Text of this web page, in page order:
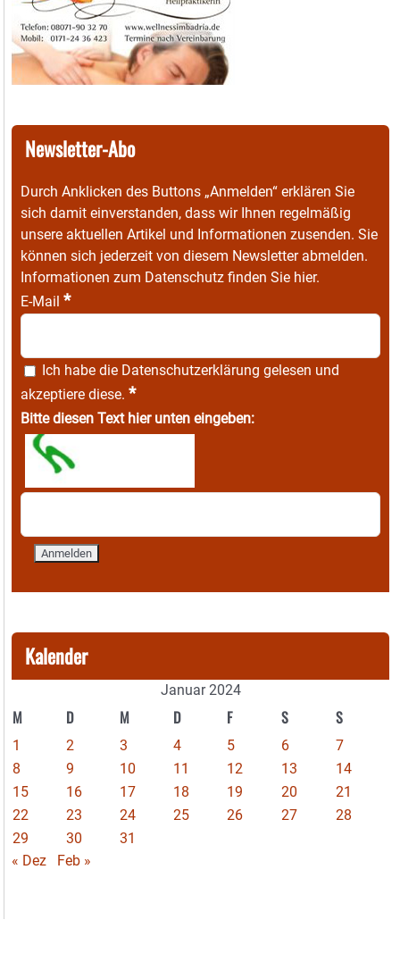
Newsletter-Abo
Durch Anklicken des Buttons „Anmelden“ erklären Sie
sich damit einverstanden, dass wir Ihnen regelmäßig
unsere aktuellen Artikel und Informationen zusenden. Sie
können sich jederzeit von diesem Newsletter abmelden.
Informationen zum Datenschutz finden Sie hier.
E-Mail *
Ich habe die Datenschutzerklärung gelesen und
akzeptiere diese. *
Bitte diesen Text hier unten eingeben:
Kalender
Januar 2024
M D M D F S S
1 2 3 4 5 6
7
8
9 10 11 12 13
14
15
16 17 18 19 20
21
22
23 24 25 26 27
28
29
30
31
« Dez
Feb »